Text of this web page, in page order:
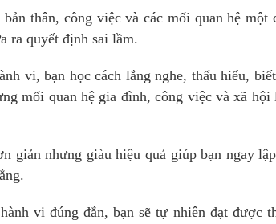
thân, công việc và các mối quan hệ một
ra quyết định sai lầm.
vi, bạn học cách lắng nghe, thấu hiểu,
mối quan hệ gia đình, công việc và xã hội
giản nhưng giàu hiệu quả giúp bạn ngay
vi đúng đắn, bạn sẽ tự nhiên đạt được